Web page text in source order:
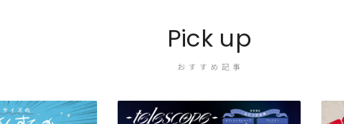
Pick up
おすすめ記事